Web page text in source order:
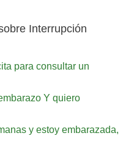
Interrupción
para consultar un
Y quiero
y estoy embarazada,